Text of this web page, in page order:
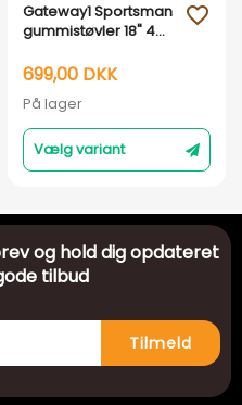
Gateway1 Sportsman
gummistøvler 18" 4
699,00 DKK
På lager
Vælg variant
favorite_outline
og hold dig opdateret
tilbud
Tilmeld